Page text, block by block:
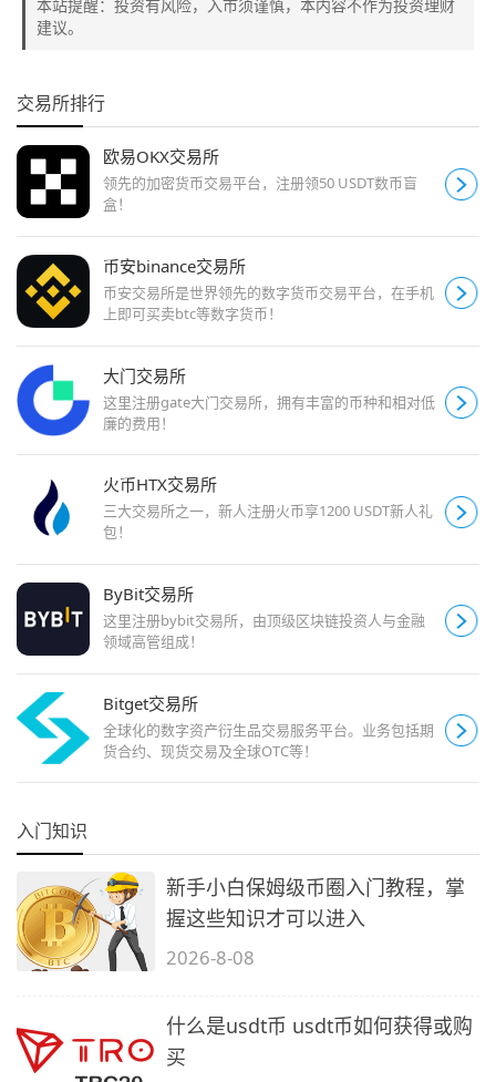
本站提醒：投资有风险，入市须谨慎，本内容不作为投资理财
建议。
交易所排行
欧易OKX交易所
领先的加密货币交易平台，注册领50 USDT数币盲
盒！
币安binance交易所
币安交易所是世界领先的数字货币交易平台，在手机
上即可买卖btc等数字货币！
大门交易所
这里注册gate大门交易所，拥有丰富的币种和相对低
廉的费用！
火币HTX交易所
三大交易所之一，新人注册火币享1200 USDT新人礼
包！
ByBit交易所
这里注册bybit交易所，由顶级区块链投资人与金融
领域高管组成！
Bitget交易所
全球化的数字资产衍生品交易服务平台。业务包括期
货合约、现货交易及全球OTC等！
入门知识
新手小白保姆级币圈入门教程，掌
握这些知识才可以进入
2026-8-08
什么是usdt币 usdt币如何获得或购
买